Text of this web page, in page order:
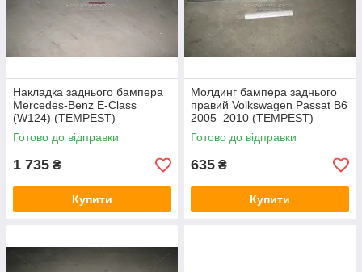
Накладка заднього бампера
Mercedes-Benz E-Class
(W124) (TEMPEST)
0350310970
Готово до відправки
1 735 ₴
Купити
Молдинг бампера заднього
правий Volkswagen Passat B6
2005–2010 (TEMPEST)
0510610972
Готово до відправки
635 ₴
Купити